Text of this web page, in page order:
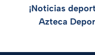
¡Noticias
Azteca